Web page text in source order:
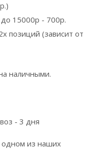
15000р - 700р.
позиций (зависит от
наличными.
- 3 дня
одном из наших